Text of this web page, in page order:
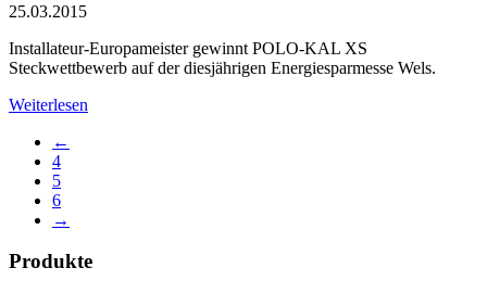
25.03.2015
Installateur-Europameister gewinnt POLO-KAL XS
Steckwettbewerb auf der diesjährigen Energiesparmesse Wels.
Weiterlesen
←
4
5
6
→
Produkte